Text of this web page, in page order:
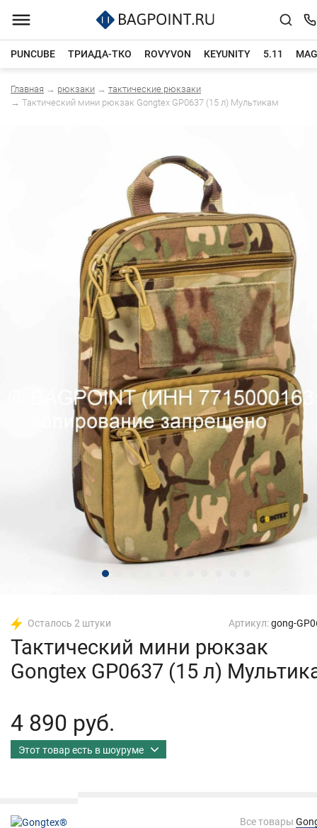
PUNCUBE ТРИАДА-ТКО ROVYVON KEYUNITY 5.11
Каталог товаров
Главная → рюкзаки → тактические рюкзаки
→ Тактический мини рюкзак Gongteх GP0637 (15 л) Мультикам
Осталось 2 штуки Артикул:gong-
Тактический мини рюкзак
Gongteх GP0637 (15 л)
4 890 руб.
Этот товар есть в шоуруме
Все товары